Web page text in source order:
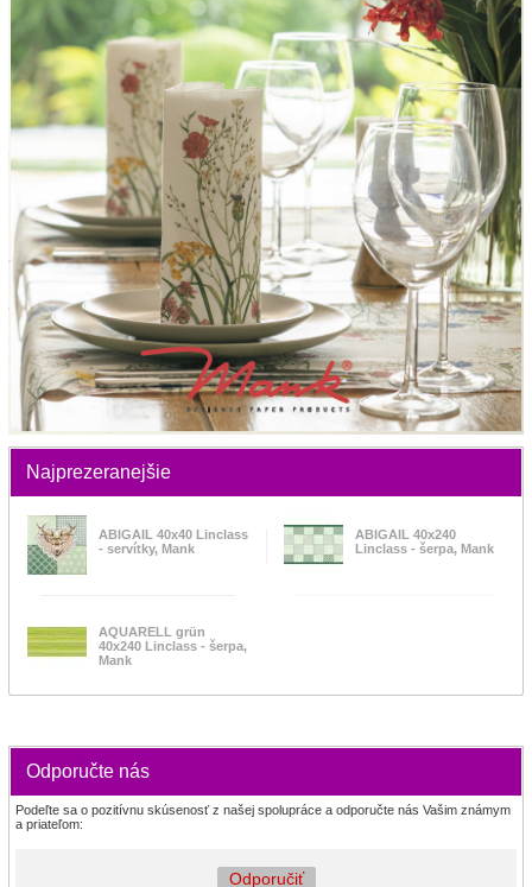
Najprezeranejšie
ABIGAIL 40x40 Linclass
- servítky, Mank
ABIGAIL 40x240
Linclass - šerpa, Mank
AQUARELL grün
40x240 Linclass - šerpa,
Mank
Odporučte nás
Podeľte sa o pozitívnu skúsenosť z našej spolupráce a odporučte nás Vašim známym
a priateľom:
Odporučiť